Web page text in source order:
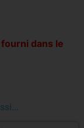
dans le